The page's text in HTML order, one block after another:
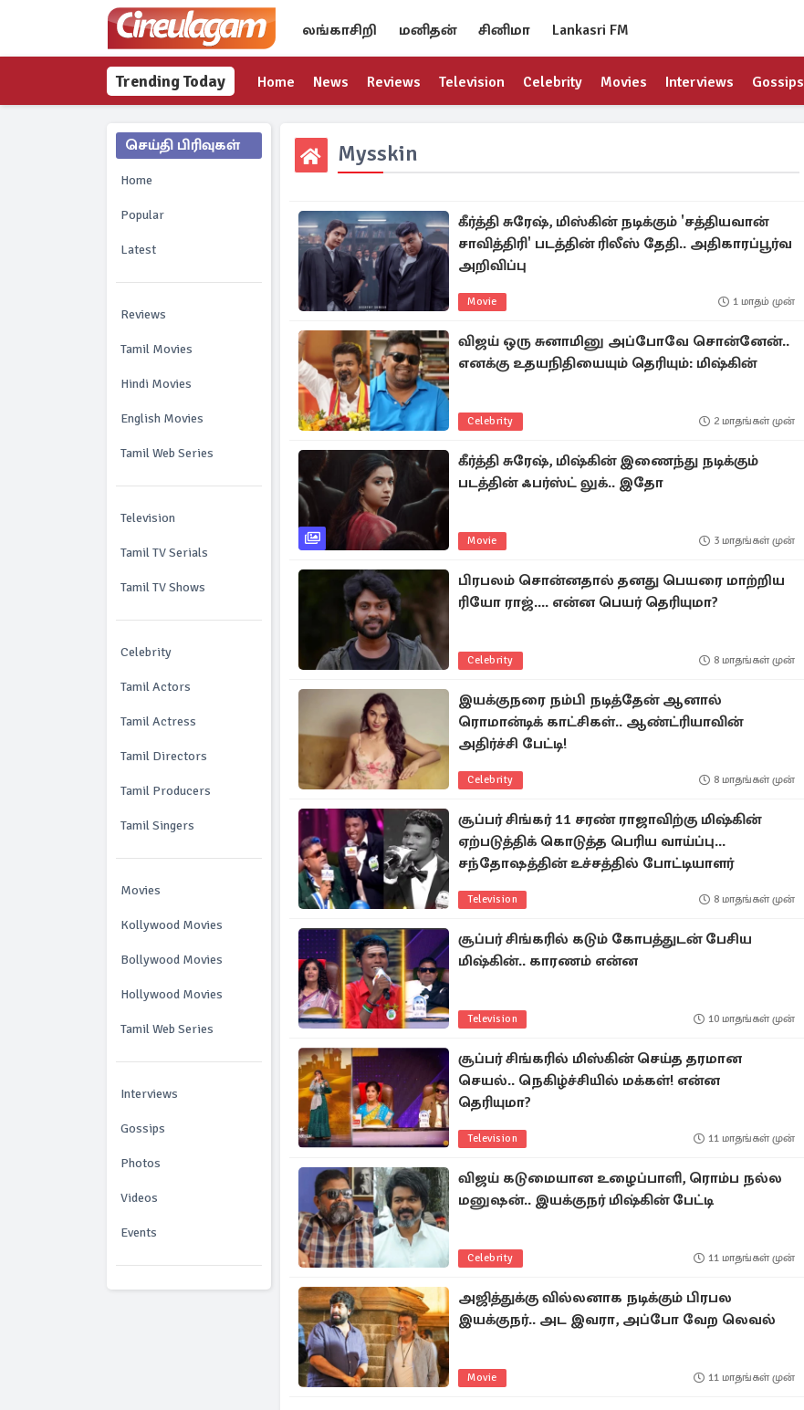
லங்காசிறி மனிதன் சினிமா Lankasri FM
Trending Today Home News Reviews Television Celebrity Movies Interviews Gossips
செய்தி பிரிவுகள்
Home
Popular
Latest
Reviews
Tamil Movies
Hindi Movies
English Movies
Tamil Web Series
Television
Tamil TV Serials
Tamil TV Shows
Celebrity
Tamil Actors
Tamil Actress
Tamil Directors
Tamil Producers
Tamil Singers
Movies
Kollywood Movies
Bollywood Movies
Hollywood Movies
Tamil Web Series
Interviews
Gossips
Photos
Videos
Events
Mysskin
கீர்த்தி சுரேஷ், மிஸ்கின் நடிக்கும் 'சத்தியவான்
சாவித்திரி' படத்தின் ரிலீஸ் தேதி.. அதிகாரப்பூர்வ
அறிவிப்பு
Movie 1 மாதம் முன்
விஜய் ஒரு சுனாமினு அப்போவே சொன்னேன்..
எனக்கு உதயநிதியையும் தெரியும்: மிஷ்கின்
Celebrity 2 மாதங்கள் முன்
கீர்த்தி சுரேஷ், மிஷ்கின் இணைந்து நடிக்கும்
படத்தின் ஃபர்ஸ்ட் லுக்.. இதோ
Movie 3 மாதங்கள் முன்
பிரபலம் சொன்னதால் தனது பெயரை மாற்றிய
ரியோ ராஜ்.... என்ன பெயர் தெரியுமா?
Celebrity 8 மாதங்கள் முன்
இயக்குநரை நம்பி நடித்தேன் ஆனால்
ரொமான்டிக் காட்சிகள்.. ஆண்ட்ரியாவின்
அதிர்ச்சி பேட்டி!
Celebrity 8 மாதங்கள் முன்
சூப்பர் சிங்கர் 11 சரண் ராஜாவிற்கு மிஷ்கின்
ஏற்படுத்திக் கொடுத்த பெரிய வாய்ப்பு...
சந்தோஷத்தின் உச்சத்தில் போட்டியாளர்
Television 8 மாதங்கள் முன்
சூப்பர் சிங்கரில் கடும் கோபத்துடன் பேசிய
மிஷ்கின்.. காரணம் என்ன
Television 10 மாதங்கள் முன்
சூப்பர் சிங்கரில் மிஸ்கின் செய்த தரமான
செயல்.. நெகிழ்ச்சியில் மக்கள்! என்ன
தெரியுமா?
Television 11 மாதங்கள் முன்
விஜய் கடுமையான உழைப்பாளி, ரொம்ப நல்ல
மனுஷன்.. இயக்குநர் மிஷ்கின் பேட்டி
Celebrity 11 மாதங்கள் முன்
அஜித்துக்கு வில்லனாக நடிக்கும் பிரபல
இயக்குநர்.. அட இவரா, அப்போ வேற லெவல்
Movie 11 மாதங்கள் முன்